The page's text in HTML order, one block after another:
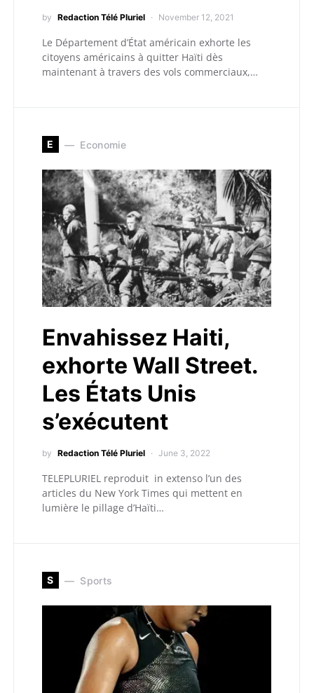
by Redaction Télé Pluriel November 12, 2021
Le Département d’État américain exhorte les
citoyens américains à quitter Haïti dès
maintenant à travers des vols commerciaux,…
E Economie
Envahissez Haiti,
exhorte Wall Street.
Les États Unis
s’exécutent
by Redaction Télé Pluriel June 3, 2022
TELEPLURIEL reproduit in extenso l’un des
articles du New York Times qui mettent en
lumière le pillage d’Haïti…
S Sports